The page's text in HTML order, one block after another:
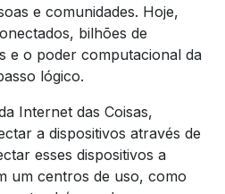
e comunidades. Hoje,
bilhões de
e o poder computacional da
lógico.
Internet das Coisas,
a dispositivos através de
esses dispositivos a
um centros de uso, como